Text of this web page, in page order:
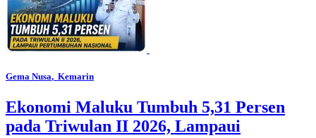
Gema Nusa, Kemarin
Ekonomi Maluku Tumbuh 5,31 Persen
pada Triwulan II 2026, Lampaui